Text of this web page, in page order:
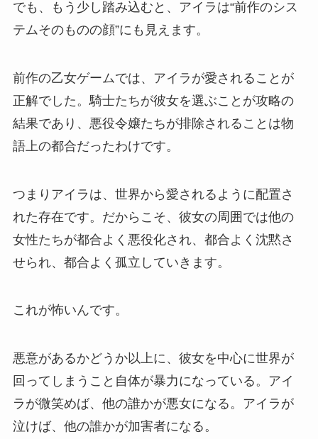
でも、もう少し踏み込むと、アイラは“前作のシス
テムそのものの顔”にも見えます。
前作の乙女ゲームでは、アイラが愛されることが
正解でした。騎士たちが彼女を選ぶことが攻略の
結果であり、悪役令嬢たちが排除されることは物
語上の都合だったわけです。
つまりアイラは、世界から愛されるように配置さ
れた存在です。だからこそ、彼女の周囲では他の
女性たちが都合よく悪役化され、都合よく沈黙さ
せられ、都合よく孤立していきます。
これが怖いんです。
悪意があるかどうか以上に、彼女を中心に世界が
回ってしまうこと自体が暴力になっている。アイ
ラが微笑めば、他の誰かが悪女になる。アイラが
泣けば、他の誰かが加害者になる。